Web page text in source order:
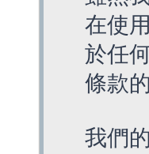
在使
於任
條款
我們